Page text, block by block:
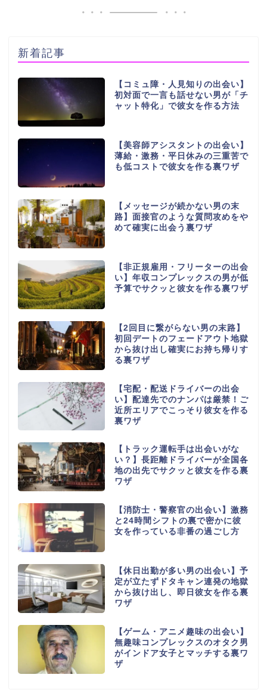
新着記事
【コミュ障・人見知りの出会い】
初対面で一言も話せない男が「チ
ャット特化」で彼女を作る方法
【美容師アシスタントの出会い】
薄給・激務・平日休みの三重苦で
も低コストで彼女を作る裏ワザ
【メッセージが続かない男の末
路】面接官のような質問攻めをや
めて確実に出会う裏ワザ
【非正規雇用・フリーターの出会
い】年収コンプレックスの男が低
予算でサクッと彼女を作る裏ワザ
【2回目に繋がらない男の末路】
初回デートのフェードアウト地獄
から抜け出し確実にお持ち帰りす
る裏ワザ
【宅配・配送ドライバーの出会
い】配達先でのナンパは厳禁！ご
近所エリアでこっそり彼女を作る
裏ワザ
【トラック運転手は出会いがな
い？】長距離ドライバーが全国各
地の出先でサクッと彼女を作る裏
ワザ
【消防士・警察官の出会い】激務
と24時間シフトの裏で密かに彼
女を作っている非番の過ごし方
【休日出勤が多い男の出会い】予
定が立たずドタキャン連発の地獄
から抜け出し、即日彼女を作る裏
ワザ
【ゲーム・アニメ趣味の出会い】
無趣味コンプレックスのオタク男
がインドア女子とマッチする裏ワ
ザ